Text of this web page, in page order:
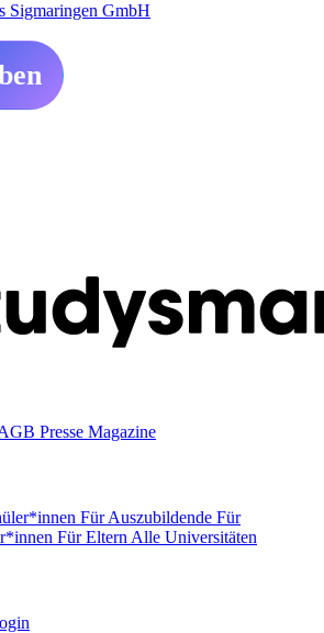
Sigmaringen GmbH
Presse Magazine
Für Auszubildende Für
Für Eltern Alle Universitäten